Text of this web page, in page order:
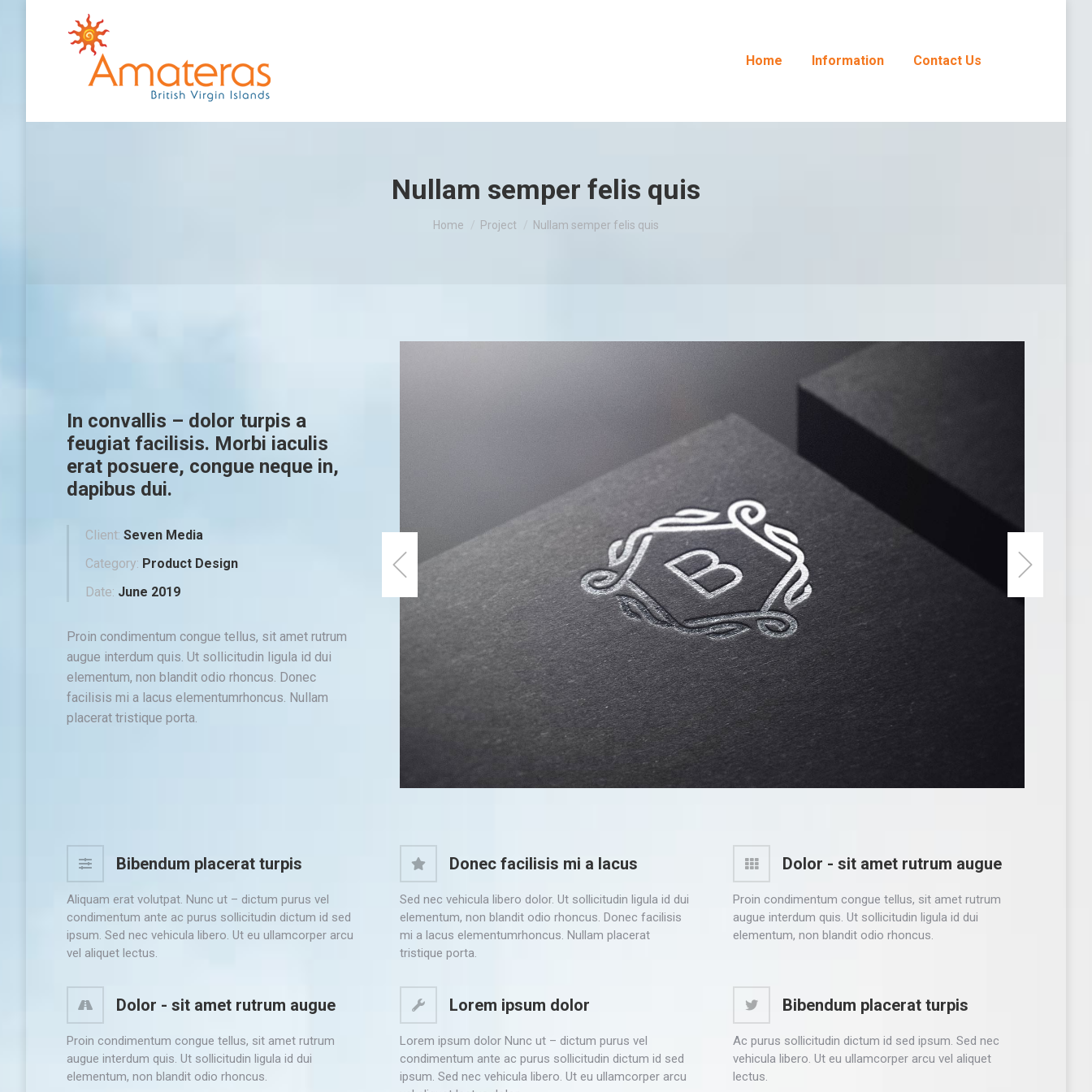
Home Information Contact Us
Nullam semper felis quis
You are here:
Home Project Nullam semper felis quis
In convallis – dolor turpis a
feugiat facilisis. Morbi iaculis
erat posuere, congue neque in,
dapibus dui.
Client: Seven Media
Category: Product Design
Date: June 2019
Proin condimentum congue tellus, sit amet rutrum
augue interdum quis. Ut sollicitudin ligula id dui
elementum, non blandit odio rhoncus. Donec
facilisis mi a lacus elementumrhoncus. Nullam
placerat tristique porta.
Bibendum placerat turpis
Aliquam erat volutpat. Nunc ut – dictum purus vel
condimentum ante ac purus sollicitudin dictum id sed
ipsum. Sed nec vehicula libero. Ut eu ullamcorper arcu
vel aliquet lectus.
Donec facilisis mi a lacus
Sed nec vehicula libero dolor. Ut sollicitudin ligula id dui
elementum, non blandit odio rhoncus. Donec facilisis
mi a lacus elementumrhoncus. Nullam placerat
tristique porta.
Dolor - sit amet rutrum augue
Proin condimentum congue tellus, sit amet rutrum
augue interdum quis. Ut sollicitudin ligula id dui
elementum, non blandit odio rhoncus.
Dolor - sit amet rutrum augue
Proin condimentum congue tellus, sit amet rutrum
augue interdum quis. Ut sollicitudin ligula id dui
elementum, non blandit odio rhoncus.
Lorem ipsum dolor
Lorem ipsum dolor Nunc ut – dictum purus vel
condimentum ante ac purus sollicitudin dictum id sed
ipsum. Sed nec vehicula libero. Ut eu ullamcorper arcu
Bibendum placerat turpis
Ac purus sollicitudin dictum id sed ipsum. Sed nec
vehicula libero. Ut eu ullamcorper arcu vel aliquet
lectus.